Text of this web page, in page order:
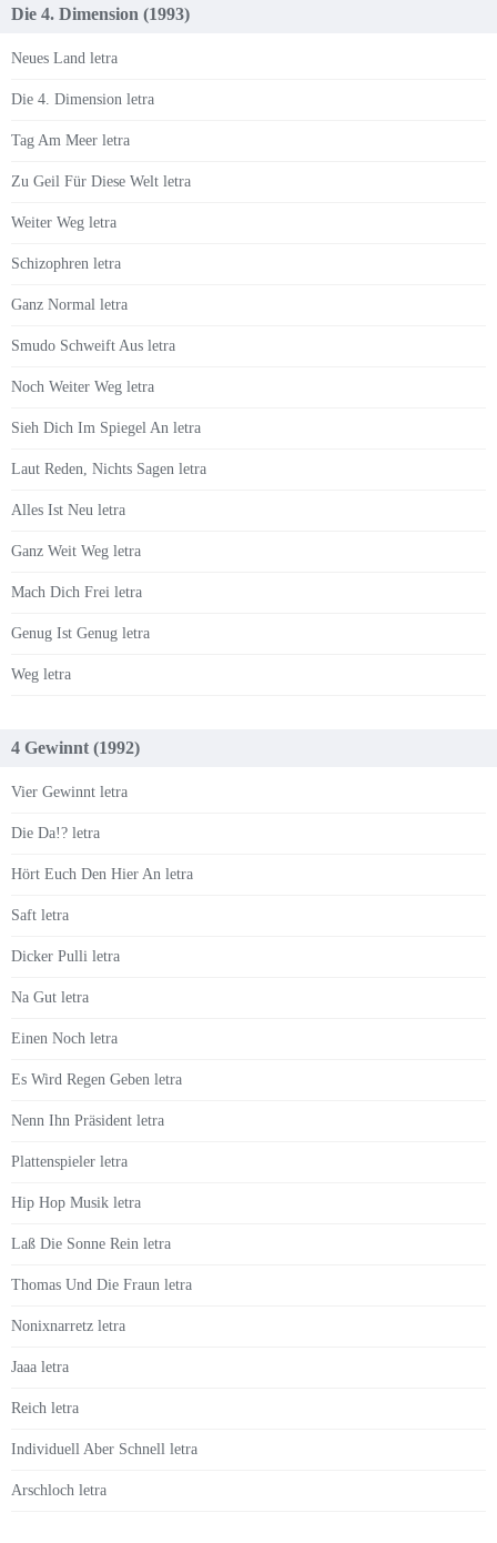
Die 4. Dimension (1993)
Neues Land letra
Die 4. Dimension letra
Tag Am Meer letra
Zu Geil Für Diese Welt letra
Weiter Weg letra
Schizophren letra
Ganz Normal letra
Smudo Schweift Aus letra
Noch Weiter Weg letra
Sieh Dich Im Spiegel An letra
Laut Reden, Nichts Sagen letra
Alles Ist Neu letra
Ganz Weit Weg letra
Mach Dich Frei letra
Genug Ist Genug letra
Weg letra
4 Gewinnt (1992)
Vier Gewinnt letra
Die Da!? letra
Hört Euch Den Hier An letra
Saft letra
Dicker Pulli letra
Na Gut letra
Einen Noch letra
Es Wird Regen Geben letra
Nenn Ihn Präsident letra
Plattenspieler letra
Hip Hop Musik letra
Laß Die Sonne Rein letra
Thomas Und Die Fraun letra
Nonixnarretz letra
Jaaa letra
Reich letra
Individuell Aber Schnell letra
Arschloch letra